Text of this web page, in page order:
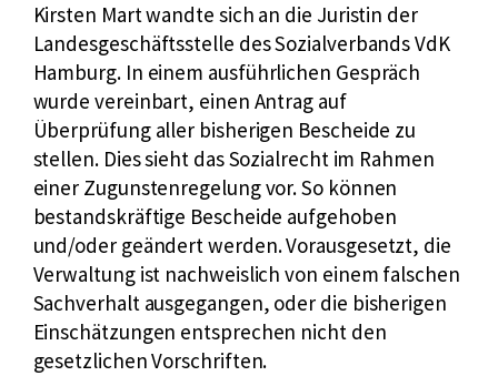
Kirsten Mart wandte sich an die Juristin der
Landesgeschäftsstelle des Sozialverbands VdK
Hamburg. In einem ausführlichen Gespräch
wurde vereinbart, einen Antrag auf
Überprüfung aller bisherigen Bescheide zu
stellen. Dies sieht das Sozialrecht im Rahmen
einer Zugunstenregelung vor. So können
bestandskräftige Bescheide aufgehoben
und/oder geändert werden. Vorausgesetzt, die
Verwaltung ist nachweislich von einem falschen
Sachverhalt ausgegangen, oder die bisherigen
Einschätzungen entsprechen nicht den
gesetzlichen Vorschriften.